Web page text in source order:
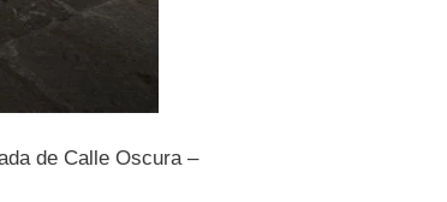
de Calle Oscura –